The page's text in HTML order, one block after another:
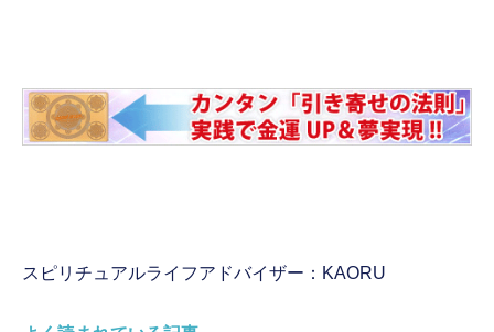
スピリチュアルライフアドバイザー：KAORU